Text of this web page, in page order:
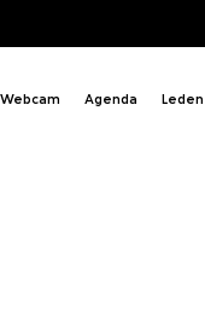
Agenda Leden